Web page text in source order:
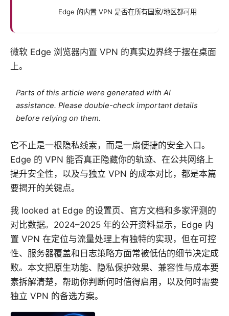
Edge 的内置 VPN 是否在所有国家/地区都可用
微软 Edge 浏览器内置 VPN 的真实边界终于摆在桌面
上。
Parts of this article were generated with AI
assistance. Please double-check important details
before relying on them.
它不止是一根隐私线索，而是一扇便捷的安全入口。
Edge 的 VPN 能否真正隐藏你的轨迹、在公共网络上
提升安全性，以及与独立 VPN 的成本对比，都是本篇
要揭开的关键点。
我 looked at Edge 的设置页、官方文档和多家评测的
对比数据。2024–2025 年的公开资料显示，Edge 内
置 VPN 在定位与流量处理上有独特的实现，但在可控
性、服务器覆盖和日志策略方面常被低估的细节决定成
败。本文把原生功能、隐私保护效果、兼容性与成本要
素拆解清楚，帮助你判断何时值得启用，以及何时需要
独立 VPN 的备选方案。